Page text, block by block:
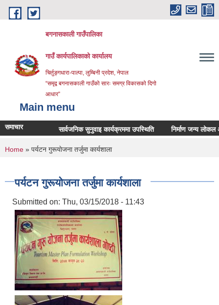
Skip to main content
बगनासकाली गाउँपालिका
गाउँ कार्यपालिकाको कार्यालय
चिर्तुङ्गधारा-पाल्पा, लुम्बिनी प्रदेश, नेपाल
“समृद्व बगनासकाली गाउँको सारः समग्र विकासको दिगो
आधार”
Main menu
समाचार सार्वजनिक सुनुवाइ कार्यक्रममा उपस्थिति निर्माण जन्य लोकल
You are here
Home » पर्यटन गुरूयाेजना तर्जुमा कार्यशाला
पर्यटन गुरूयाेजना तर्जुमा कार्यशाला
Submitted on: Thu, 03/15/2018 - 11:43